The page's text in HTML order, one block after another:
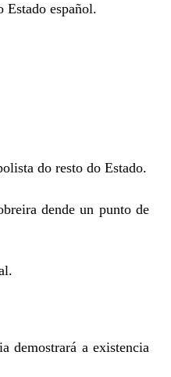
español.
do resto do Estado.
dende un punto de
demostrará a existencia